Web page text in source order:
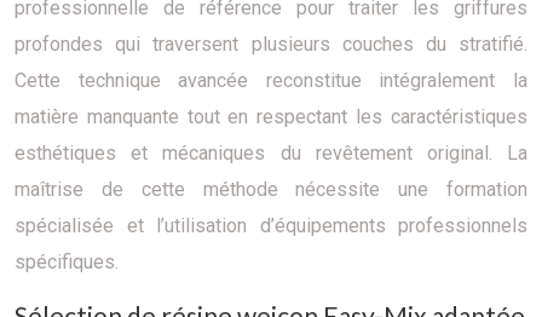
professionnelle de référence pour traiter les griffures
profondes qui traversent plusieurs couches du stratifié.
Cette technique avancée reconstitue intégralement la
matière manquante tout en respectant les caractéristiques
esthétiques et mécaniques du revêtement original. La
maîtrise de cette méthode nécessite une formation
spécialisée et l’utilisation d’équipements professionnels
spécifiques.